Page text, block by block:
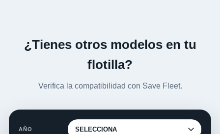
¿Tienes otros modelos en tu
flotilla?
Verifica la compatibilidad con Save Fleet.
AÑO